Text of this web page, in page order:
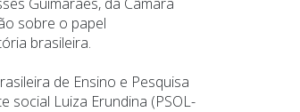
sobre o papel
brasileira.
de Ensino e Pesquisa
social Luiza Erundina (PSOL-